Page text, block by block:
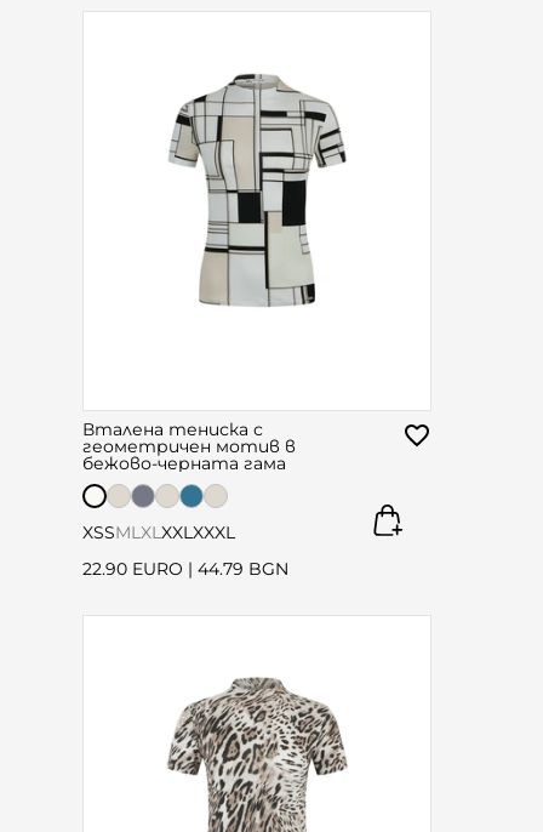
Вталена тениска с
геометричен мотив в
бежово-черната гама
XSSML XL XXL XXXL
22.90 EURO | 44.79 BGN